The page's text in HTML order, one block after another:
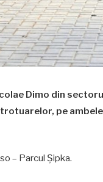
Dimo din
pe
– Parcul Şipka.